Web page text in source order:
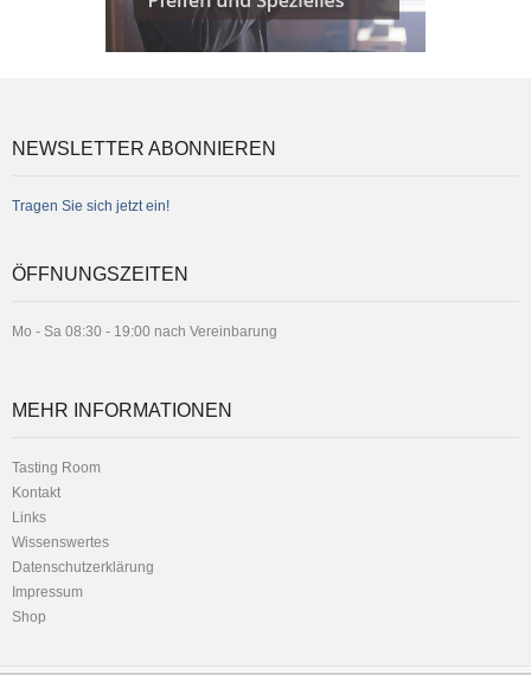
NEWSLETTER ABONNIEREN
Tragen Sie sich jetzt ein!
ÖFFNUNGSZEITEN
Mo - Sa 08:30 - 19:00 nach Vereinbarung
MEHR INFORMATIONEN
Tasting Room
Kontakt
Links
Wissenswertes
Datenschutzerklärung
Impressum
Shop